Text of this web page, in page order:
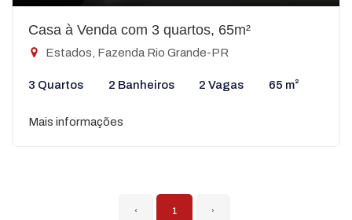
Casa à Venda com 3 quartos, 65m²
Estados, Fazenda Rio Grande-PR
3 Quartos 2 Banheiros 2 Vagas 65 m²
Mais informações
‹ 1 ›